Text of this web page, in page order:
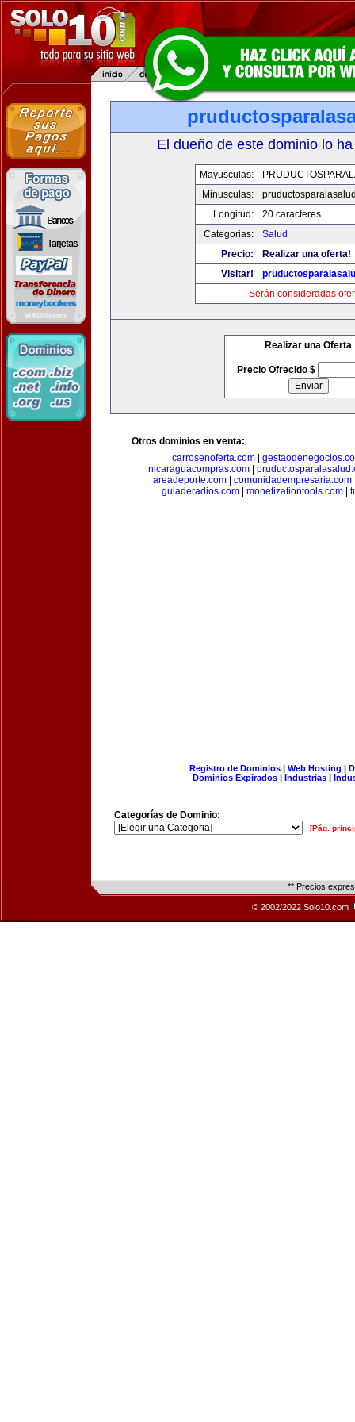
El dueño de este dominio lo
Mayusculas:
Minusculas:
Longitud:
20 caracteres
Categorias:
Salud
Precio:
Realizar una oferta!
Visitar!
Serán consideradas
Realizar una Oferta
Precio Ofrecido $
Otros dominios en venta:
carrosenoferta.com
nicaraguacompras.com
areadeporte.com| comunidadempresaria.com
guiaderadios.com| monetizationtools.com|
Registro de Dominios| Web Hosting |
Dominios Expirados | Industrias |
Categorías de Dominio:
[Pág.
** Precios
© 2002/2022 Solo10.com